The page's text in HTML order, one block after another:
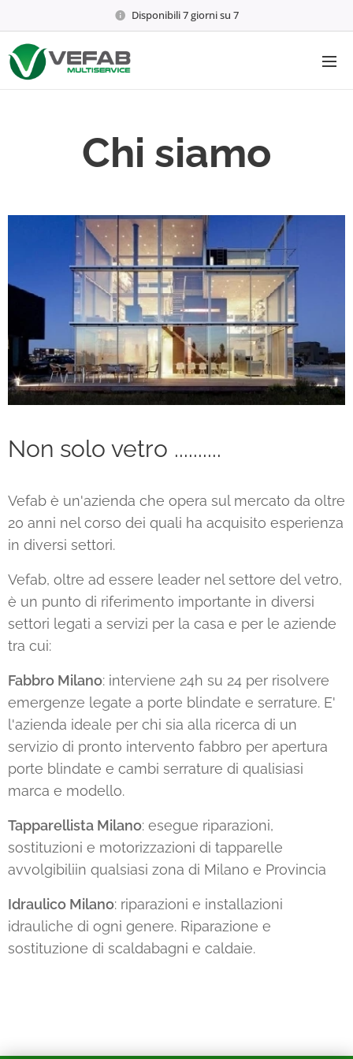
Disponibili 7 giorni su 7
Chi siamo
Non solo vetro ..........
Vefab è un'azienda che opera sul mercato da oltre
20 anni nel corso dei quali ha acquisito esperienza
in diversi settori.
Vefab, oltre ad essere leader nel settore del vetro,
è un punto di riferimento importante in diversi
settori legati a servizi per la casa e per le aziende
tra cui:
Fabbro Milano: interviene 24h su 24 per risolvere
emergenze legate a porte blindate e serrature. E'
l'azienda ideale per chi sia alla ricerca di un
servizio di pronto intervento fabbro per apertura
porte blindate e cambi serrature di qualisiasi
marca e modello.
Tapparellista Milano: esegue riparazioni,
sostituzioni e motorizzazioni di tapparelle
avvolgibiliin qualsiasi zona di Milano e Provincia
Idraulico Milano: riparazioni e installazioni
idrauliche di ogni genere. Riparazione e
sostituzione di scaldabagni e caldaie.